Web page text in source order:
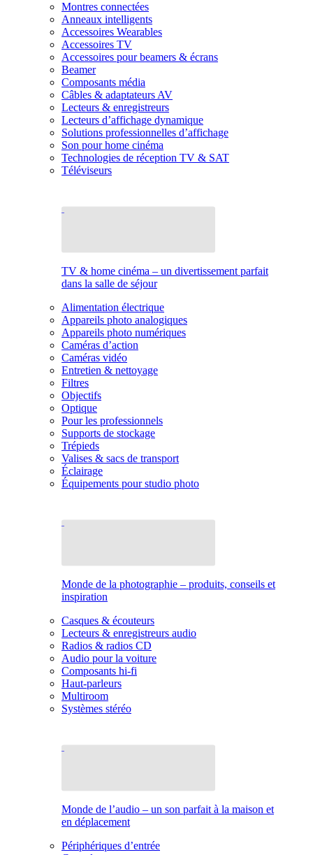
Montres connectées
Anneaux intelligents
Accessoires Wearables
Accessoires TV
Accessoires pour beamers & écrans
Beamer
Composants média
Câbles & adaptateurs AV
Lecteurs & enregistreurs
Lecteurs d’affichage dynamique
Solutions professionnelles d’affichage
Son pour home cinéma
Technologies de réception TV & SAT
Téléviseurs
TV & home cinéma – un divertissement parfait
dans la salle de séjour
Alimentation électrique
Appareils photo analogiques
Appareils photo numériques
Caméras d’action
Caméras vidéo
Entretien & nettoyage
Filtres
Objectifs
Optique
Pour les professionnels
Supports de stockage
Trépieds
Valises & sacs de transport
Éclairage
Équipements pour studio photo
Monde de la photographie – produits, conseils et
inspiration
Casques & écouteurs
Lecteurs & enregistreurs audio
Radios & radios CD
Audio pour la voiture
Composants hi-fi
Haut-parleurs
Multiroom
Systèmes stéréo
Monde de l’audio – un son parfait à la maison et
en déplacement
Périphériques d’entrée